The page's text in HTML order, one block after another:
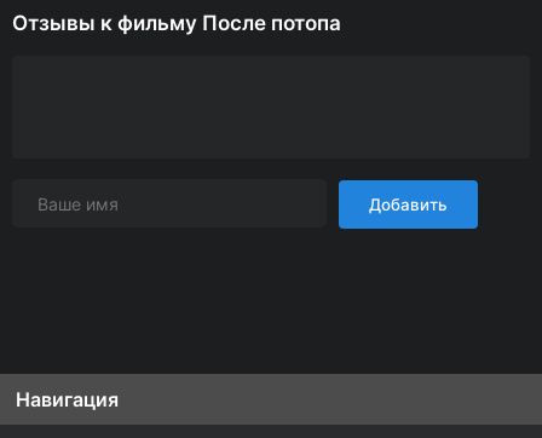
Отзывы к фильму После потопа
Добавить
Навигация